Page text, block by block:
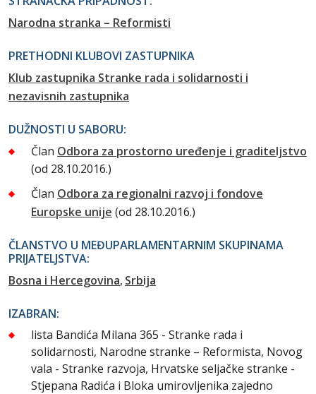
Narodna stranka – Reformisti
PRETHODNI KLUBOVI ZASTUPNIKA
Klub zastupnika Stranke rada i solidarnosti i
nezavisnih zastupnika
DUŽNOSTI U SABORU:
Član Odbora za prostorno uređenje i graditeljstvo
(od 28.10.2016.)
Član Odbora za regionalni razvoj i fondove
Europske unije (od 28.10.2016.)
ČLANSTVO U MEĐUPARLAMENTARNIM SKUPINAMA
PRIJATELJSTVA:
Bosna i Hercegovina Srbija
IZABRAN:
lista Bandića Milana 365 - Stranke rada i
solidarnosti, Narodne stranke – Reformista, Novog
vala - Stranke razvoja, Hrvatske seljačke stranke -
Stjepana Radića i Bloka umirovljenika zajedno